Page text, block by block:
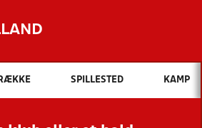
Hvad vil du søge efter?
INDHOLD OG NYHEDER
RÆKKE SPILLESTED KAMP